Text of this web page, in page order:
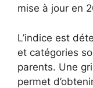
mise à jour en
L’indice est
et catégories
parents. Une
permet